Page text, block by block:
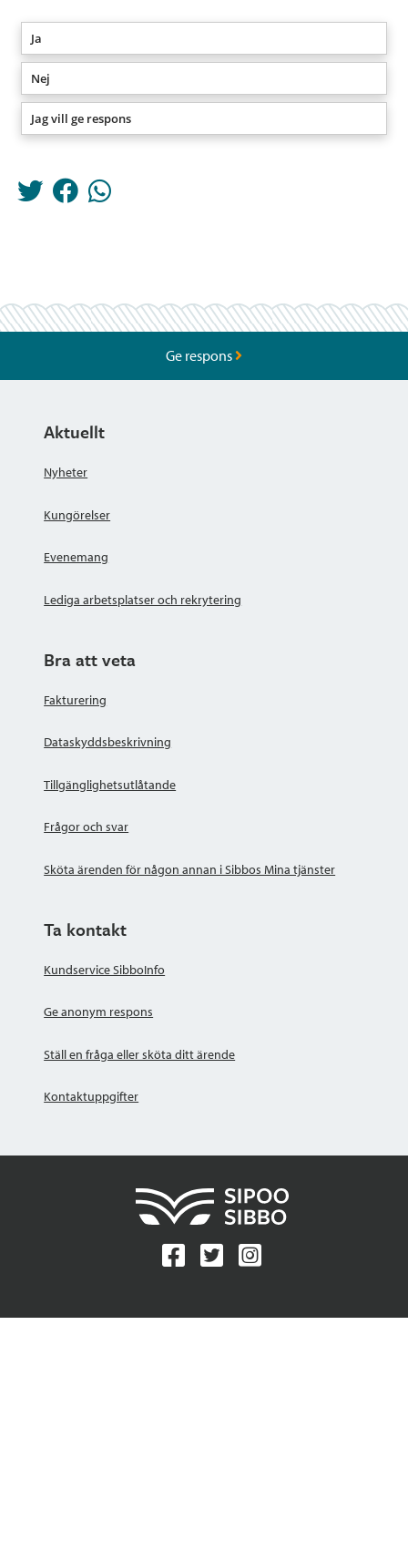
Ja
Nej
Jag vill ge respons
Ge respons
Aktuellt
Nyheter
Kungörelser
Evenemang
Lediga arbetsplatser och rekrytering
Bra att veta
Fakturering
Dataskyddsbeskrivning
Tillgänglighetsutlåtande
Frågor och svar
Sköta ärenden för någon annan i Sibbos Mina tjänster
Ta kontakt
Kundservice SibboInfo
Ge anonym respons
Ställ en fråga eller sköta ditt ärende
Kontaktuppgifter